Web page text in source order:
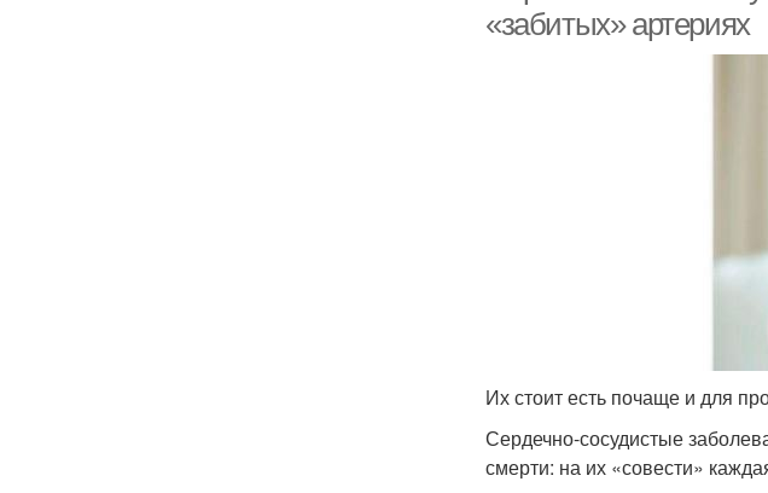
«забитых» артериях
Их стоит есть почаще и для
Сердечно-сосудистые
смерти: на их «совести»